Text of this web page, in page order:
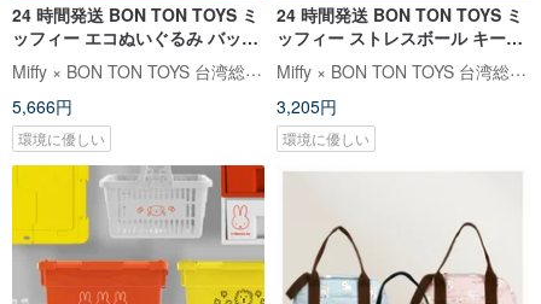
24 時間発送 BON TON TOYS ミ
ッフィー エコぬいぐるみ バック
チャーム – 11cm（2 色）
Miffy × BON TON TOYS 台湾総代理店
5,666円
環境に優しい
24 時間発送 BON TON TOYS ミ
ッフィー ストレスボール キーホ
ルダー-9cm (6 色)
Miffy × BON TON TOYS 台湾総代理店
3,205円
環境に優しい